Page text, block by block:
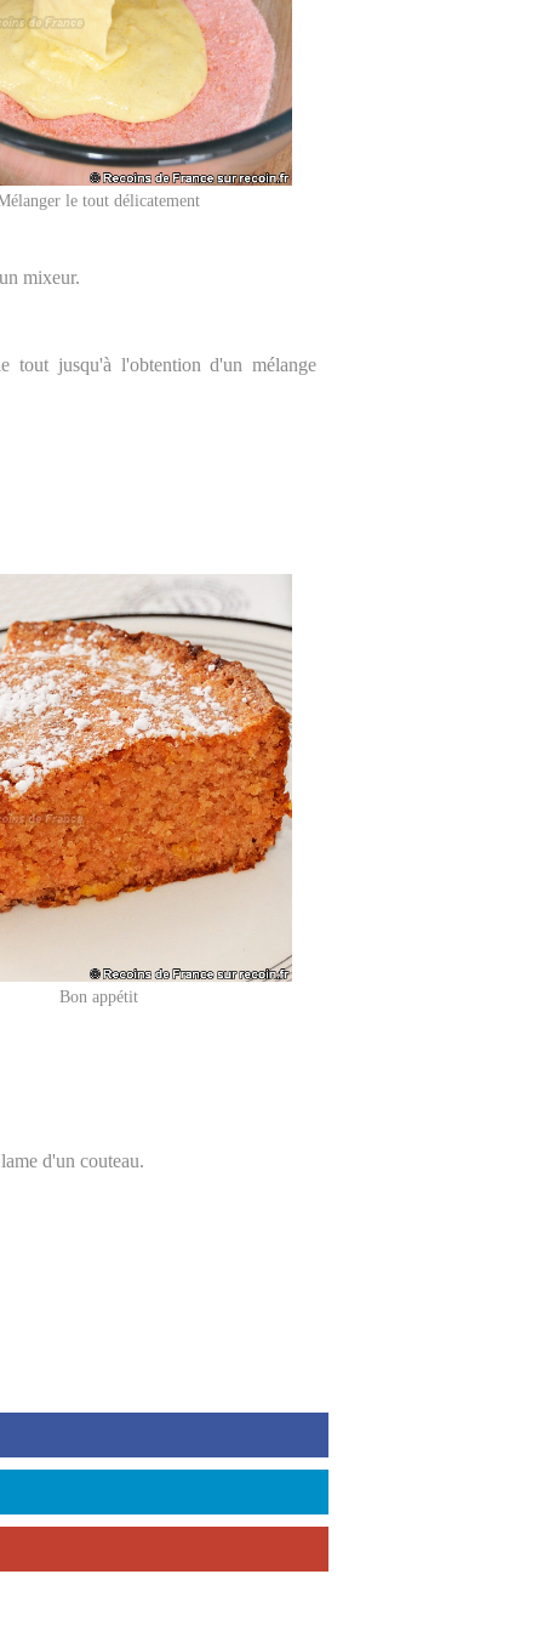
le tout délicatement
mixeur.
tout jusqu'à l'obtention d'un mélange
Bon appétit
d'un couteau.